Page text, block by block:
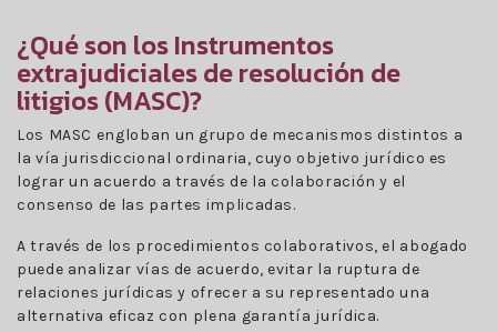
¿Qué son los Instrumentos
extrajudiciales de resolución de
litigios (MASC)?
Los MASC engloban un grupo de mecanismos distintos a
la vía jurisdiccional ordinaria, cuyo objetivo jurídico es
lograr un acuerdo a través de la colaboración y el
consenso de las partes implicadas.
A través de los procedimientos colaborativos, el abogado
puede analizar vías de acuerdo, evitar la ruptura de
relaciones jurídicas y ofrecer a su representado una
alternativa eficaz con plena garantía jurídica.